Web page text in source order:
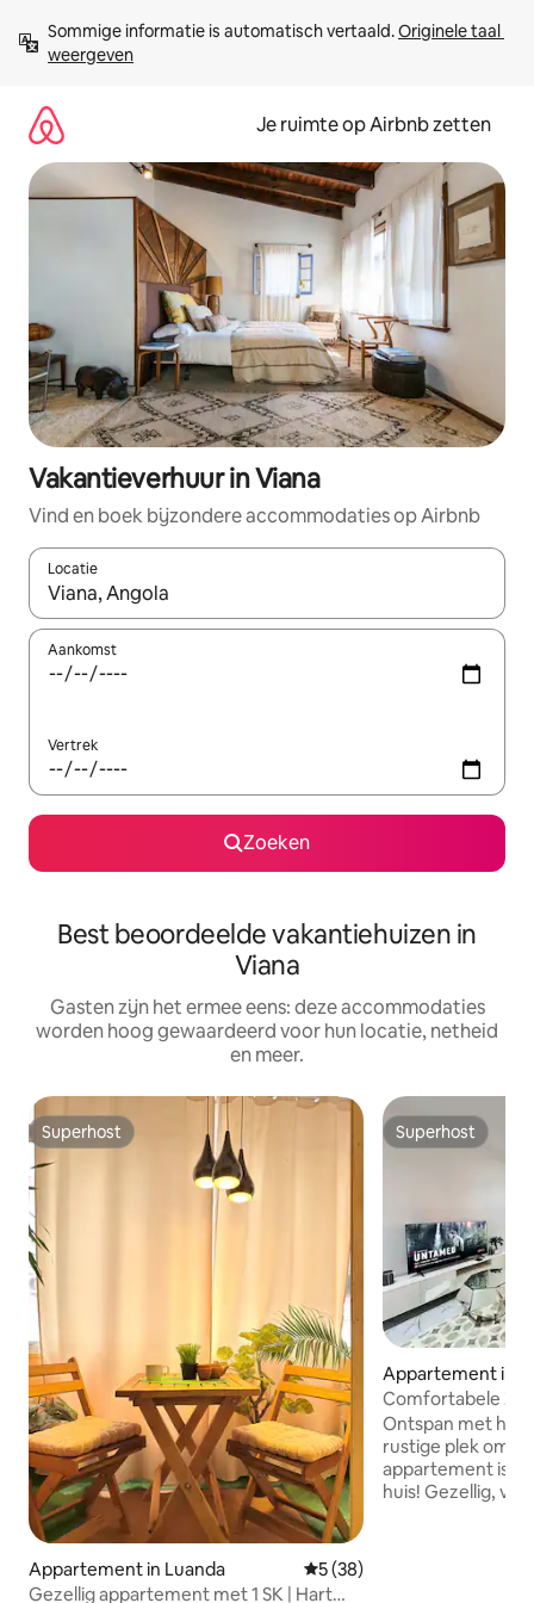
direct
naar
Sommige informatie is automatisch vertaald. Originele taal
weergeven
Je ruimte op Airbnb zetten
Vakantieverhuur in Viana
Vind en boek bijzondere accommodaties op Airbnb
Locatie
Wanneer er suggesties beschikbaar zijn, maak je een keuze
Aankomst
Vertrek
Zoeken
Best beoordeelde vakantiehuizen in
Viana
Gasten zijn het ermee eens: deze accommodaties
worden hoog gewaardeerd voor hun locatie, netheid
en meer.
Superhost
Superhost
Appartement in Luanda Gemiddelde beoordeling
5 (38)
Gezellig appartement met 1 SK | Hart
Superhost
Superhost
Appartement in
Comfortabele
Familiar
Ontspan met het
rustige plek om
appartement is
huis! Gezellig,